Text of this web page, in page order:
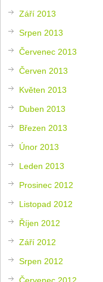
Září 2013
Srpen 2013
Červenec 2013
Červen 2013
Květen 2013
Duben 2013
Březen 2013
Únor 2013
Leden 2013
Prosinec 2012
Listopad 2012
Říjen 2012
Září 2012
Srpen 2012